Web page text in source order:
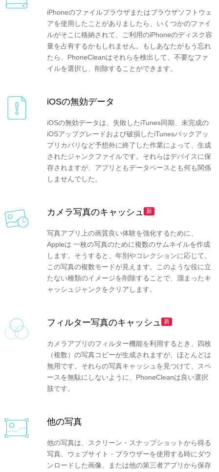
iPhoneのファイルブラウザまたはブラウザソフトウェ
アを使用したことがありましたら、いくつかのファイ
ルがそこに格納されて、ご利用のiPhoneのディスク容
量を占有するかもしれません。もしあなたがもう忘れ
たら、PhoneCleanはそれらを検出して、不要なファ
イルを選択し、削除することができます。
iOSの無効データ
iOSの無効データは、失敗したiTunes同期、未完成の
iOSアップグレードおよび破損したiTunesバックアッ
プリカバリなど予想外に終了した作業によって、生成
されたジャンクファイルです。それらはデバイスに保
存されますが、アプリともデータベースとも何も関係
しませんでした。
カメラ写真のキャッシュ 新
写真アプリ上の画質良い体験を強化するために、
Appleは 一枚の写真のために複数のサムネイルを作成
します。そうすると、年別やコレクションに応じて、
この写真の複数モードが見えます。このような役に立
たない種類のイメージを削除することで、溜まったキ
ャッシュジャンクをクリアします。
フィルター写真のキャッシュ 新
カメラアプリのフィルター機能を利用するとき、四枚
（複数）の写真コピーが生成されますが、ほとんどは
無用です。それらの写真キャッシュを見つけて、スペ
ースを無駄にしないように、PhoneCleanは良い選択
肢です。
他の写真
他の写真は、スクリーン・スナップショットから得る
写真、ウェブサイト・ブラウザーを使用する時にダウ
ンロードした画像、または他の第三者アプリから保存